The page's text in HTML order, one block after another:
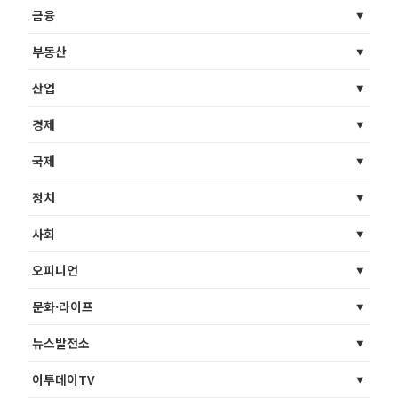
금융
부동산
산업
경제
국제
정치
사회
오피니언
문화·라이프
뉴스발전소
이투데이TV